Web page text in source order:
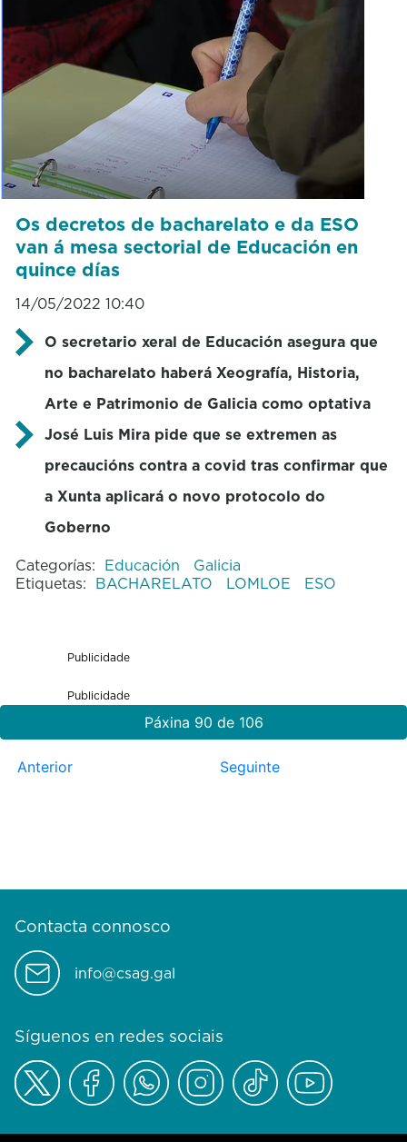
Os decretos de bacharelato e da ESO
van á mesa sectorial de Educación en
quince días
14/05/2022 10:40
O secretario xeral de Educación asegura que
no bacharelato haberá Xeografía, Historia,
Arte e Patrimonio de Galicia como optativa
José Luis Mira pide que se extremen as
precaucións contra a covid tras confirmar que
a Xunta aplicará o novo protocolo do
Goberno
Categorías: Educación
Galicia
Etiquetas: BACHARELATO LOMLOE ESO
Publicidade
Publicidade
Páxina 90 de 106
Anterior Seguinte
Contacta connosco
info@csag.gal
Síguenos en redes sociais